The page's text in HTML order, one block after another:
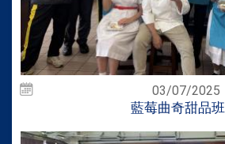
03/07/2025
藍莓曲奇甜品班